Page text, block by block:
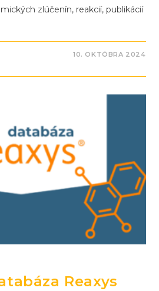
zlúčenín, reakcií, publikácií
10. OKTÓBRA 2024
Reaxys